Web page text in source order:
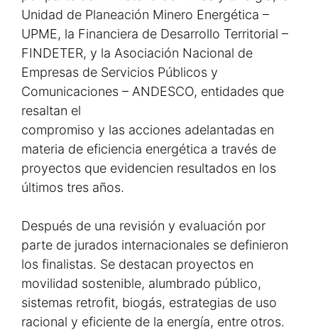
Unidad de Planeación Minero Energética –
UPME, la Financiera de Desarrollo Territorial –
FINDETER, y la Asociación Nacional de
Empresas de Servicios Públicos y
Comunicaciones – ANDESCO, entidades que
resaltan el
compromiso y las acciones adelantadas en
materia de eficiencia energética a través de
proyectos que evidencien resultados en los
últimos tres años.
Después de una revisión y evaluación por
parte de jurados internacionales se definieron
los finalistas. Se destacan proyectos en
movilidad sostenible, alumbrado público,
sistemas retrofit, biogás, estrategias de uso
racional y eficiente de la energía, entre otros.